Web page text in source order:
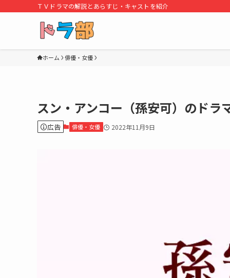
ＴＶドラマの解説とあらすじ・キャストを紹介
ホーム 俳優・女優
スン・アンコー（孫安可）のドラ
広告 俳優・女優 2022年11月9日